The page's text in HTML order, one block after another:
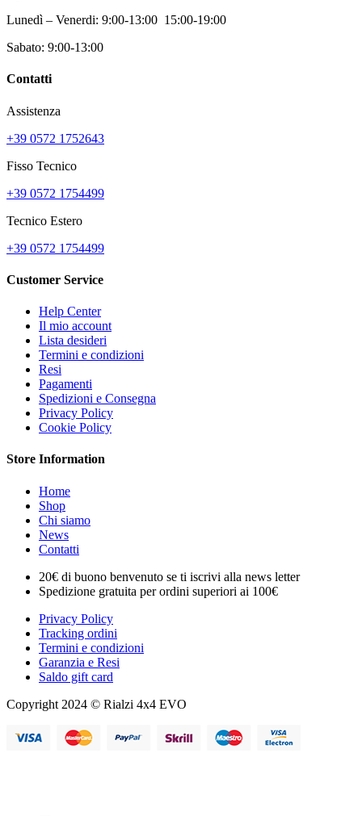
Lunedì – Venerdi: 9:00-13:00 15:00-19:00
Sabato: 9:00-13:00
Contatti
Assistenza
+39 0572 1752643
Fisso Tecnico
+39 0572 1754499
Tecnico Estero
+39 0572 1754499
Customer Service
Help Center
Il mio account
Lista desideri
Termini e condizioni
Resi
Pagamenti
Spedizioni e Consegna
Privacy Policy
Cookie Policy
Store Information
Home
Shop
Chi siamo
News
Contatti
20€ di buono benvenuto se ti iscrivi alla news letter
Spedizione gratuita per ordini superiori ai 100€
Privacy Policy
Tracking ordini
Termini e condizioni
Garanzia e Resi
Saldo gift card
Copyright 2024 © Rialzi 4x4 EVO